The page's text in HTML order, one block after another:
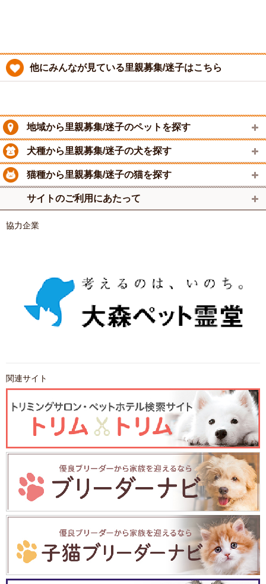
他にみんなが見ている里親募集/迷子はこちら
地域から里親募集/迷子のペットを探す
犬種から里親募集/迷子の犬を探す
猫種から里親募集/迷子の猫を探す
サイトのご利用にあたって
協力企業
関連サイト